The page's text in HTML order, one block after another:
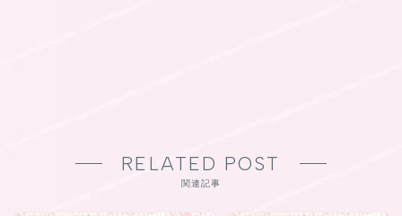
RELATED POST
関連記事